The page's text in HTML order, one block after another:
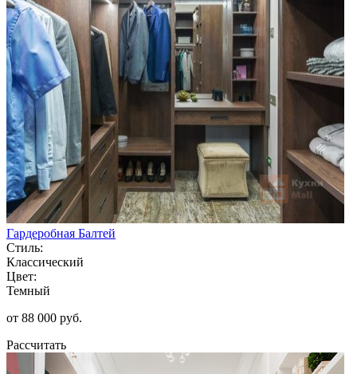
Гардеробная Балтей
Стиль:
Классический
Цвет:
Темный
от 88 000 руб.
Рассчитать